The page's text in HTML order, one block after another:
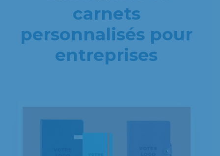
carnets
personnalisés pour
entreprises